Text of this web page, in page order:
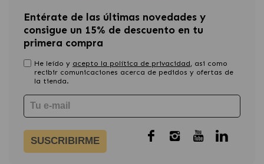
Entérate de las últimas novedades y
consigue un 15% de descuento en tu
primera compra
He leído y acepto la política de privacidad, asi como
recibir comunicaciones acerca de pedidos y ofertas de
la tienda.
SUSCRIBIRME